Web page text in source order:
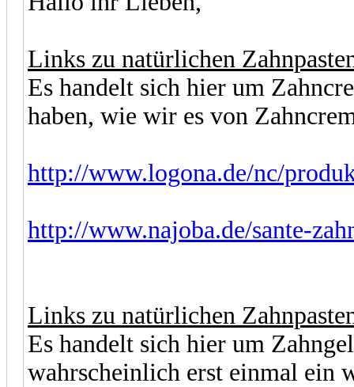
Links zu natürlichen
Es handelt sich hier um
haben, wie wir es von
http://www.logona.de/nc/
http://www.najoba.de/sante-
Links zu natürlichen
Es handelt sich hier um
wahrscheinlich erst einmal ein